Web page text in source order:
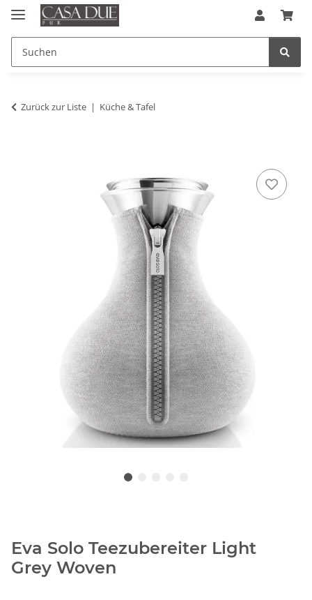
Zurück zur Liste Küche & Tafel
Eva Solo Teezubereiter Light
Grey Woven